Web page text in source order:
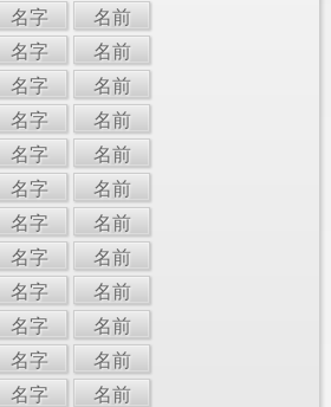
名字 名前
名字 名前
名字 名前
名字 名前
名字 名前
名字 名前
名字 名前
名字 名前
名字 名前
名字 名前
名字 名前
名字 名前